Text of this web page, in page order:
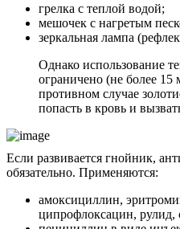
грелка с теплой водой;
мешочек с нагретым
зеркальная лампа
Однако использование
ограничено (не более 15
противном случае
попасть в кровь и
Если развивается гнойник,
обязательно. Применяются:
амоксициллин,
ципрофлоксацин, рулид,